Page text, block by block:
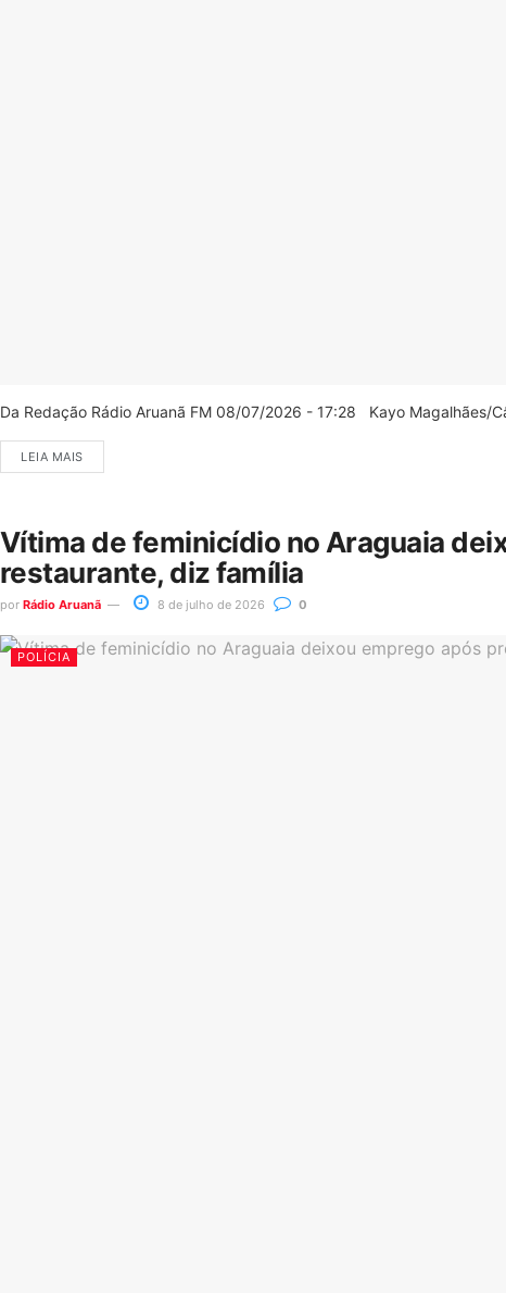
Da Redação Rádio Aruanã FM 08/07/2026 - 17:28 Kayo Magalhães/
LEIA MAIS
Vítima de feminicídio no Araguaia
restaurante, diz família
por Rádio Aruanã 8 de julho de 2026 0
POLÍCIA